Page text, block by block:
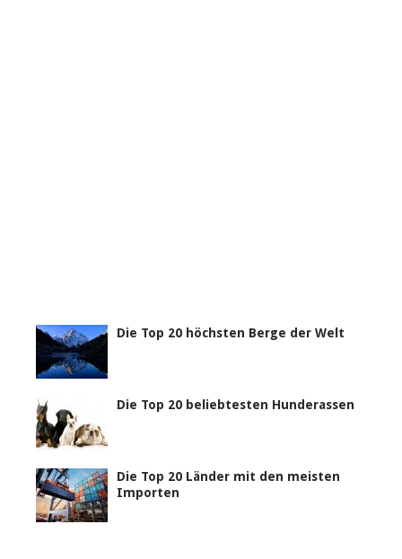
Die Top 20 höchsten Berge der Welt
Die Top 20 beliebtesten Hunderassen
Die Top 20 Länder mit den meisten
Importen